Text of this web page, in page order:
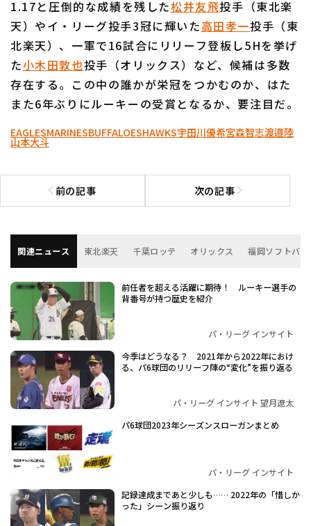
1.17と圧倒的な成績を残した松井友飛投手（東北楽
天）やイ・リーグ投手3冠に輝いた高田孝一投手（東
北楽天）、一軍で16試合にリリーフ登板し5Hを挙げ
た小木田敦也投手（オリックス）など、候補は多数
存在する。この中の誰かが栄冠をつかむのか、はた
また6年ぶりにルーキーの受賞となるか、要注目だ。
EAGLESMARINESBUFFALOESHAWKS宇田川優希宮森智志渡邉陸
山本大斗
前の記事
前の記事へ 次の記事次の記事へ
関連ニュース 東北楽天 千葉ロッテ オリックス 福岡ソフトバ
前任者を超える活躍に期待！ ルーキー選手の
背番号が持つ歴史を紹介
パ・リーグ インサイト
今季はどうなる？ 2021年から2022年におけ
る、パ6球団のリリーフ陣の“変化”を振り返る
パ・リーグ インサイト 望月遼太
パ6球団2023年シーズンスローガンまとめ
パ・リーグ インサイト
記録達成まであと少しも…… 2022年の「惜しか
った」シーン振り返り